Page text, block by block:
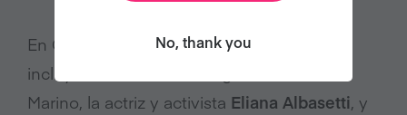
En Chile, las celebridades participantes
incluyeron a la modelo argentina Mariana
Marino, la actriz y activista Eliana Albasetti, y
No, thank you